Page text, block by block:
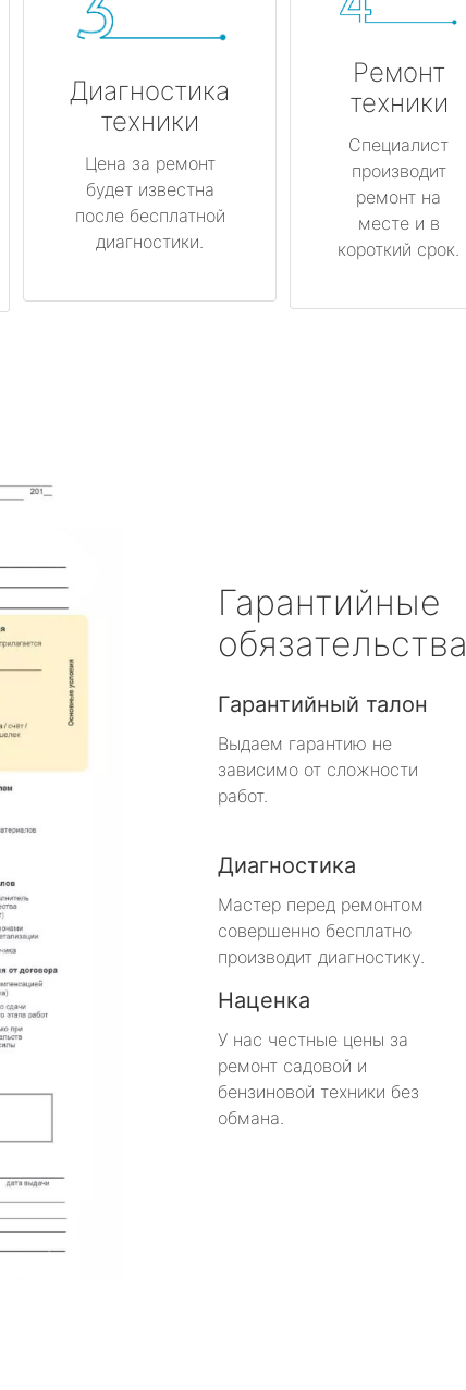
Диагностика
техники
Цена за ремонт
будет известна
после бесплатной
диагностики.
Ремонт
техники
Специалист
производит
ремонт на
месте и в
короткий срок.
Гарантийные
обязательства
Гарантийный талон
Выдаем гарантию не
зависимо от сложности
работ.
Диагностика
Мастер перед ремонтом
совершенно бесплатно
производит диагностику.
Наценка
У нас честные цены за
ремонт садовой и
бензиновой техники без
обмана.